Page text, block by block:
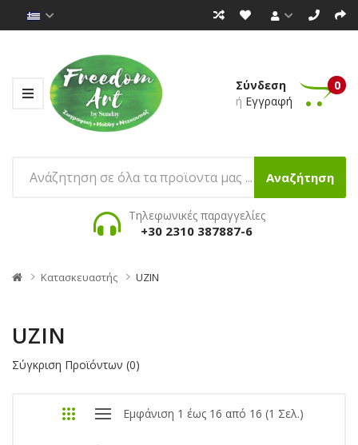
Σύνδεση
ή Εγγραφή
0
Αναζήτηση
Τηλεφωνικές παραγγελίες
+30 2310 387887-6
Κατασκευαστής UZIN
UZIN
Σύγκριση Προϊόντων (0)
Εμφάνιση 1 έως 16 από 16 (1 Σελ.)